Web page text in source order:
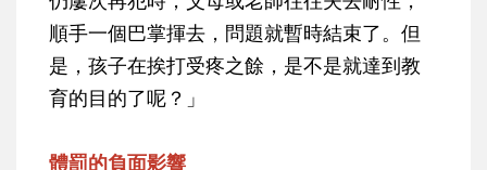
順手一個巴掌揮去，問題就暫時結束了。但
是，孩子在挨打受疼之餘，是不是就達到教
育的目的了呢？」
體罰的負面影響